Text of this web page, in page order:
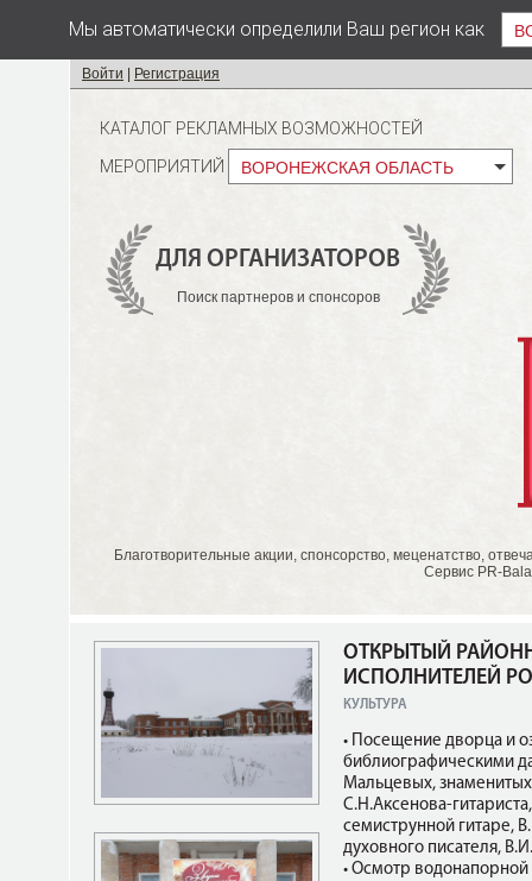
Мы автоматически определили Ваш регион как
Войти Регистрация
КАТАЛОГ РЕКЛАМНЫХ ВОЗМОЖНОСТЕЙ
МЕРОПРИЯТИЙ
ВОРОНЕЖСКАЯ ОБЛАСТЬ
ДЛЯ ОРГАНИЗАТОРОВ
Поиск партнеров и спонсоров
Благотворительные акции, спонсорство, меценатство,
Сервис PR-
ОТКРЫТЫЙ
ИСПОЛНИТЕЛЕЙ
КУЛЬТУРА
• Посещение дворца и
библиографическими
Мальцевых,
С.Н.Аксенова-
семиструнной гитаре,
духовного писателя,
• Осмотр